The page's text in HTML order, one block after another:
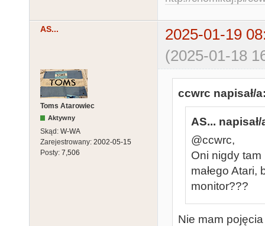
AS...
2025-01-19
(2025-01-18
Toms Atarowiec
Aktywny
Skąd: W-WA
Zarejestrowany: 2002-05-15
Posty: 7,506
ccwrc napisał/
AS... napisał/
@ccwrc,
Oni nigdy tam
małego Atari,
monitor???
Nie mam pojęcia